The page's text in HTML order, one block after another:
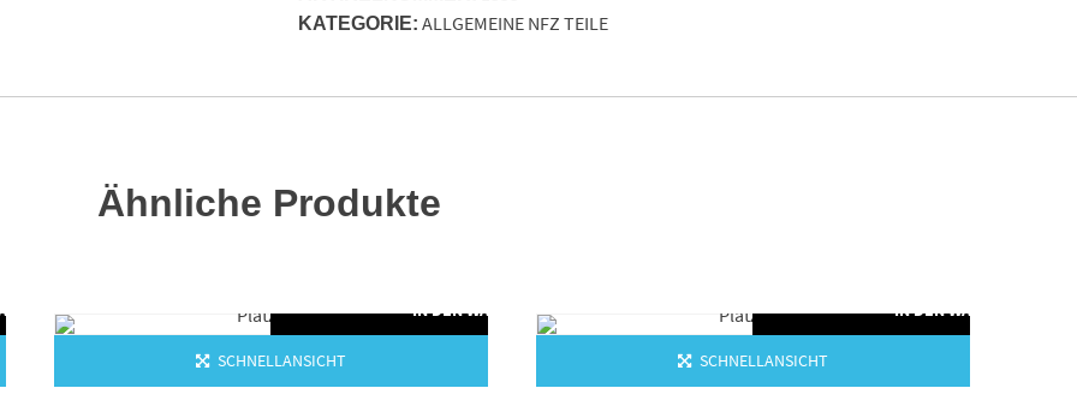
Menge
KATEGORIE: ALLGEMEINE NFZ TEILE
Ähnliche Produkte
IN DEN WARENKORB
SCHNELLANSICHT
IN DEN WARENKORB
SCHNELLANSICHT